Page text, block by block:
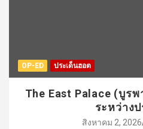
OP-ED ประเด็นฮอต
The East Palace (บูร
ระหว่าง
สิงหาคม 2, 2026